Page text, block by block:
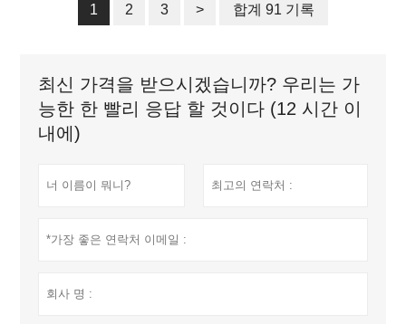
1 2 3 > 합계 91 기록
최신 가격을 받으시겠습니까? 우리는 가
능한 한 빨리 응답 할 것이다 (12 시간 이
내에)